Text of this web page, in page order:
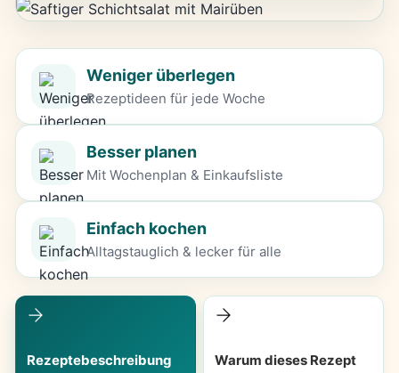
Weniger überlegen
Rezeptideen für jede Woche
Besser planen
Mit Wochenplan & Einkaufsliste
Einfach kochen
Alltagstauglich & lecker für alle
Rezeptebeschreibung Warum dieses Rezept